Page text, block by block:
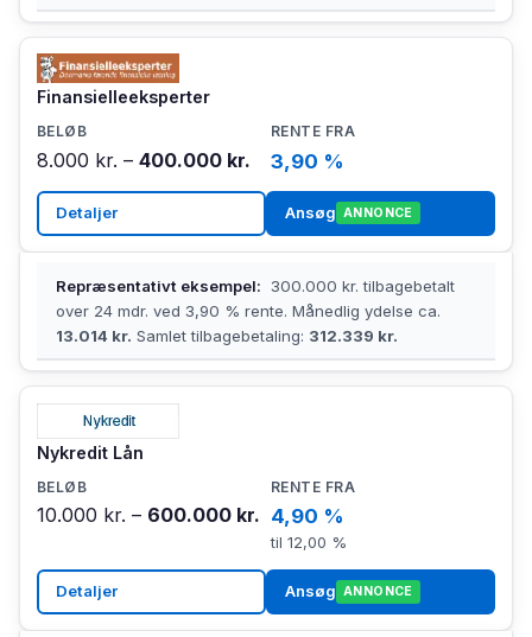
Finansielleeksperter
8.000 kr. – 400.000 kr. 3,90 %
Detaljer Ansøg ANNONCE
Repræsentativt eksempel: 300.000 kr. tilbagebetalt
over 24 mdr. ved 3,90 % rente. Månedlig ydelse ca.
13.014 kr. Samlet tilbagebetaling: 312.339 kr.
Nykredit Lån
10.000 kr. – 600.000 kr. 4,90 %
til 12,00 %
Detaljer Ansøg ANNONCE